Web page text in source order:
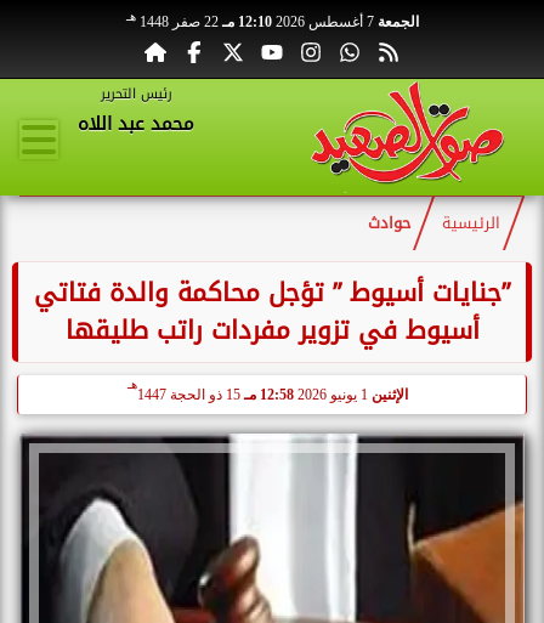
الجمعة 7 أغسطس 2026 12:10 مـ 22 صفر 1448 هـ
رئيس التحرير
محمد عبد اللاه
الرئيسية حوادث
”جنايات أسيوط ” تؤجل محاكمة والدة فتاتي
أسيوط في تزوير مفردات راتب طليقها
الإثنين 12:58 مـ 15 ذو الحجة 1447
هـ